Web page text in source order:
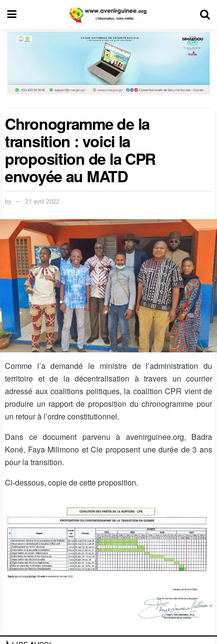
Chronogramme de la
transition : voici la
proposition de la CPR
envoyée au MATD
by 21 avril 2022
Comme l’a demandé le ministre de l’administration du
territoire et de la décentralisation à travers un courrier
adressé aux coalitions politiques, la coalition CPR vient de
produire un rapport de proposition du chronogramme pour
un retour à l’ordre constitutionnel.
Dans ce document parvenu à avenirguinee.org, Badra
Koné, Faya Milimono et Cie proposent une durée de 3 ans
pour la transition.
Ci-dessous, copie de cette proposition.